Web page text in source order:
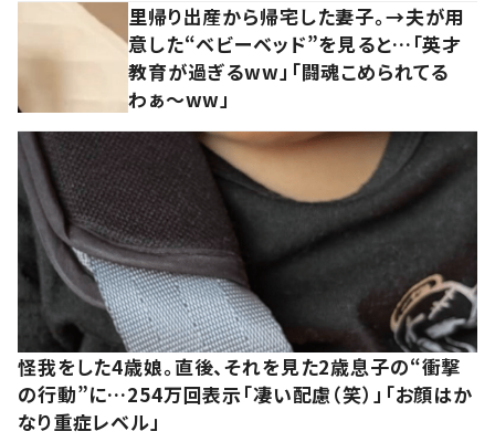
里帰り出産から帰宅した妻子。→夫が用
意した“ベビーベッド”を見ると…「英才
教育が過ぎるww」「闘魂こめられてる
わぁ～ww」
怪我をした4歳娘。直後、それを見た2歳息子の“衝撃
の行動”に…254万回表示「凄い配慮（笑）」「お顔はか
なり重症レベル」